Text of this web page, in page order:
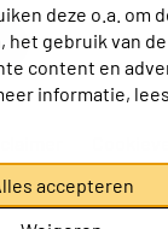
deze o.a. om
gebruik van
content en
informatie,
accepteren
facebook